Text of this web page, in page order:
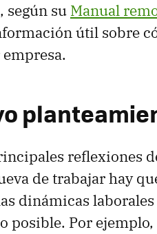
según su Manual
útil sobre
reflexiones
de trabajar hay
dinámicas
posible. Por